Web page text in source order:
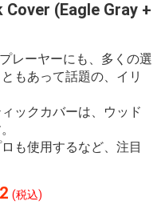
(Eagle Gray +
レーヤーにも、多くの選
もあって話題の、イリ
ックカバーは、ウッド
も使用するなど、注目
(税込)